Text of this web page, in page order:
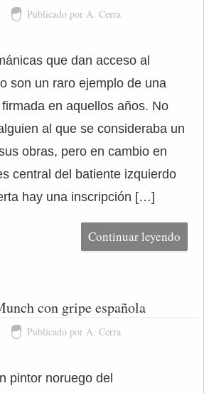
Publicado por A. Cerra
que dan acceso al
son un raro ejemplo de una
en aquellos años. No
al que se consideraba un
obras, pero en cambio en
central del batiente izquierdo
hay una inscripción […]
Continuar leyendo
con gripe española
Publicado por A. Cerra
pintor noruego del